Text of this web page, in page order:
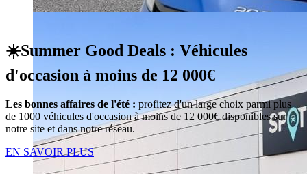
☀️Summer Good Deals : Véhicules
d'occasion à moins de 12 000€
Les bonnes affaires de l'été : profitez d'un large choix parmi plus
de 1000 véhicules d'occasion à moins de 12 000€ disponibles sur
notre site et dans notre réseau.
EN SAVOIR PLUS